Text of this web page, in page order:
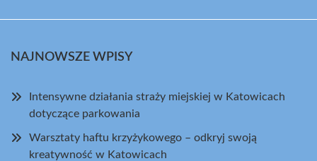
NAJNOWSZE WPISY
Intensywne działania straży miejskiej w Katowicach
dotyczące parkowania
Warsztaty haftu krzyżykowego – odkryj swoją
kreatywność w Katowicach